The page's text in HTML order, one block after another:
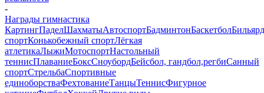
-
Награды гимнастика
КартингПаделШахматыАвтоспортБадминтонБаскетболБильярд
спортКонькобежный спортЛёгкая
атлетикаЛыжиМотоспортНастольный
теннисПлаваниеБоксСноубордБейсбол, гандбол,регбиСанный
спортСтрельбаСпортивные
единоборстваФехтованиеТанцыТеннисФигурное